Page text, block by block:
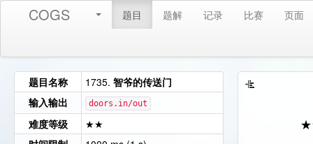
COGS 题目 题解 记录 比赛 页面
题目名称 1735. 智爷的传送门
输入输出
doors.in/out
难度等级
★★